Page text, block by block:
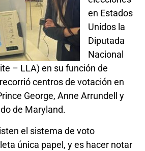
en Estados
Unidos la
Diputada
Nacional
– LLA) en su función de
centros de votación en
George, Anne Arrundell y
de Maryland.
el sistema de voto
única papel, y es hacer notar